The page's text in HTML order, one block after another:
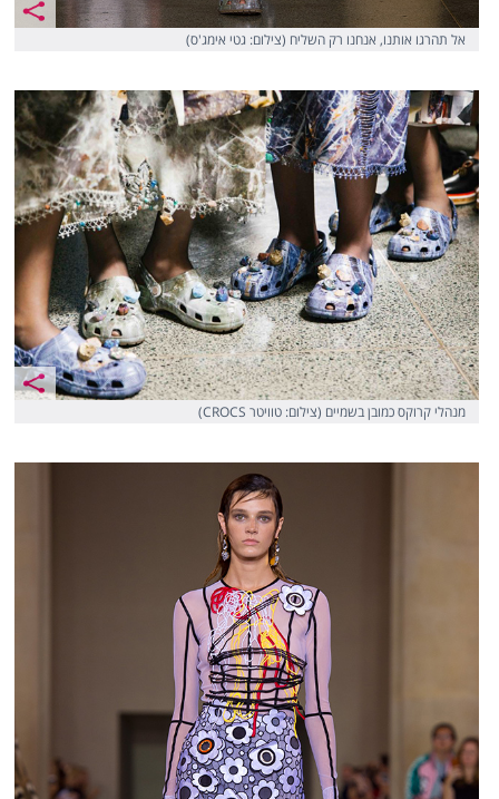
אל תהרגו אותנו, אנחנו רק השליח (צילום: גטי אימג'ס)
מנהלי קרוקס כמובן בשמיים (צילום: טוויטר CROCS)